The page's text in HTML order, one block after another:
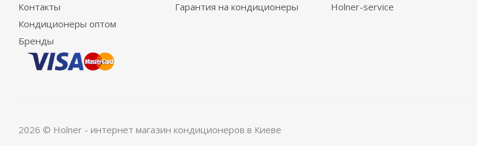
Контакты
Кондиционеры оптом
Бренды
Гарантия на кондиционеры
Holner-service
2026 © Holner - интернет магазин кондиционеров в Киеве